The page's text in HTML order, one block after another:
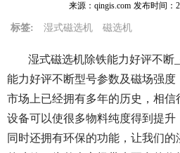
来源：qingis.com 发布时间：
标签: 湿式磁选机 磁选机
湿式磁选机除铁能力好评不断
能力好评不断型号参数及磁场强
市场上已经拥有多年的历史，相
设备可以使很多物料纯度得到提升
同时还拥有环保的功能，让我们